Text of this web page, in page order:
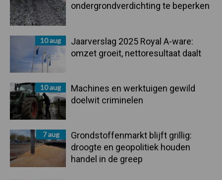
ondergrondverdichting te beperken
10 aug
Jaarverslag 2025 Royal A-ware:
omzet groeit, nettoresultaat daalt
10 aug
Machines en werktuigen gewild
doelwit criminelen
7 aug
Grondstoffenmarkt blijft grillig:
droogte en geopolitiek houden
handel in de greep